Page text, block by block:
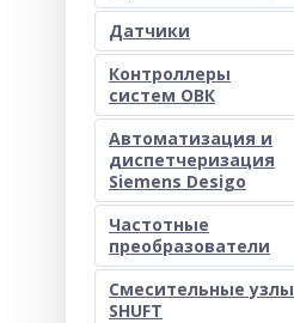
Датчики
Контроллеры
систем ОВК
Автоматизация и
диспетчеризация
Siemens Desigo
Частотные
преобразователи
Смесительные узлы
SHUFT